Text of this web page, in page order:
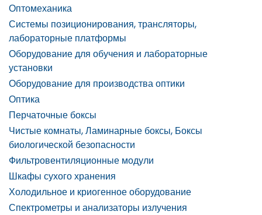
Оптомеханика
Системы позиционирования, трансляторы,
лабораторные платформы
Оборудование для обучения и лабораторные
установки
Оборудование для производства оптики
Оптика
Перчаточные боксы
Чистые комнаты, Ламинарные боксы, Боксы
биологической безопасности
Фильтровентиляционные модули
Шкафы сухого хранения
Холодильное и криогенное оборудование
Спектрометры и анализаторы излучения